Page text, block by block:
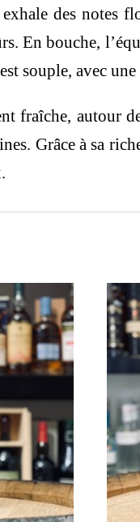
exhale des notes
En bouche,
souple, avec
fraîche, autour
Grâce à sa